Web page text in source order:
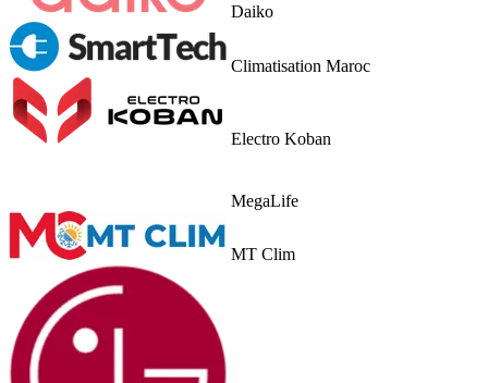
Daiko
Climatisation Maroc
Electro Koban
MegaLife
MT Clim